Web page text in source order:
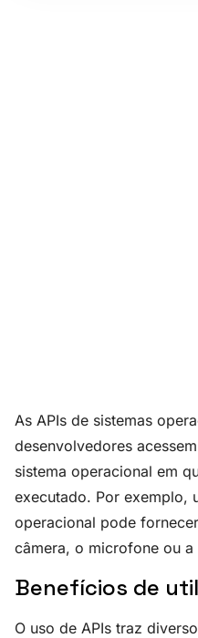
As APIs de sistemas
desenvolvedores
sistema operacional em
executado. Por exemplo,
operacional pode
câmera, o microfone ou
Benefícios de
O uso de APIs traz